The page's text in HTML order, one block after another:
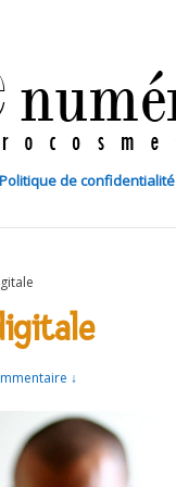
Politique de confidentialité
↓